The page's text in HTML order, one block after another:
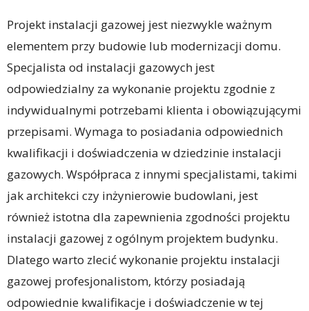
Projekt instalacji gazowej jest niezwykle ważnym
elementem przy budowie lub modernizacji domu.
Specjalista od instalacji gazowych jest
odpowiedzialny za wykonanie projektu zgodnie z
indywidualnymi potrzebami klienta i obowiązującymi
przepisami. Wymaga to posiadania odpowiednich
kwalifikacji i doświadczenia w dziedzinie instalacji
gazowych. Współpraca z innymi specjalistami, takimi
jak architekci czy inżynierowie budowlani, jest
również istotna dla zapewnienia zgodności projektu
instalacji gazowej z ogólnym projektem budynku.
Dlatego warto zlecić wykonanie projektu instalacji
gazowej profesjonalistom, którzy posiadają
odpowiednie kwalifikacje i doświadczenie w tej